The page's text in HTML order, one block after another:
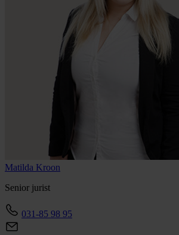
Matilda Kroon
Senior jurist
031-85 98 95